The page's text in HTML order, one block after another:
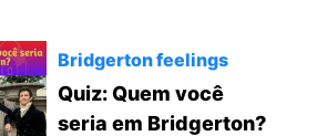
Bridgerton feelings
Quiz: Quem você
seria em Bridgerton?